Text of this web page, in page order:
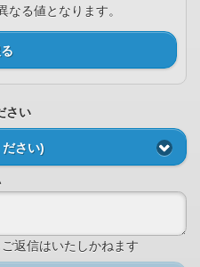
なる値となります。
さい
さい)
返信はいたしかねます